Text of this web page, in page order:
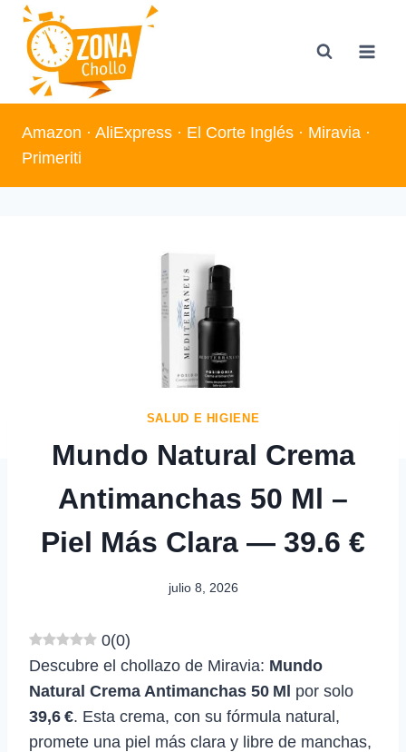
Saltar
contenido
Amazon · AliExpress · El Corte Inglés · Miravia ·
Primeriti
SALUD E HIGIENE
Mundo Natural Crema
Antimanchas 50 Ml –
Piel Más Clara — 39.6 €
julio 8, 2026
0(0)
Descubre el chollazo de Miravia: Mundo
Natural Crema Antimanchas 50 Ml por solo
39,6 €. Esta crema, con su fórmula natural,
promete una piel más clara y libre de manchas,